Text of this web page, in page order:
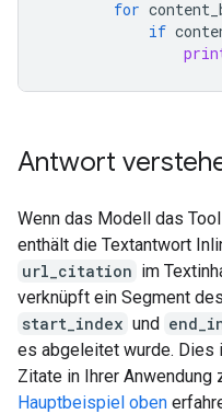
for
if
Antwort
Wenn das Modell das
enthält die Textantwort
url_citation im
verknüpft ein Segment
start_index und
es abgeleitet wurde. Dies
Zitate in Ihrer Anwendung
Hauptbeispiel oben